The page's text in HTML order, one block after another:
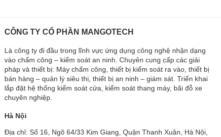
CÔNG TY CỔ PHẦN MANGOTECH
Là công ty đi đầu trong lĩnh vực ứng dụng công nghệ nhận dạng
vào chấm công – kiểm soát an ninh. Chuyên cung cấp các giải
pháp và thiết bị: Máy chấm công, thiết bị kiểm soát ra vào, thiết bị
bán hàng – quản lý siêu thị, thiết bị an ninh – giám sát. Triển khai
lắp đặt hệ thống kiểm soát cửa, kiểm soát thang máy, bãi đỗ xe
chuyên nghiệp.
Hà Nội
Địa chỉ: Số 16, Ngõ 64/33 Kim Giang, Quận Thanh Xuân, Hà Nội,